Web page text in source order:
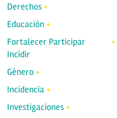
Derechos
Educación
Fortalecer Participar
Incidir
Género
Incidencia
Investigaciones